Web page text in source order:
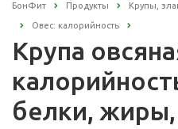
БонФит Продукты Крупы,
Овес: калорийность
Крупа
белки,